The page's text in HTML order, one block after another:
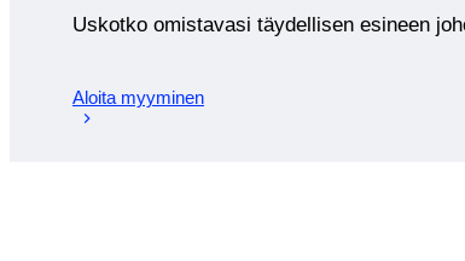
Uskotko omistavasi täydellisen esineen
Aloita myyminen